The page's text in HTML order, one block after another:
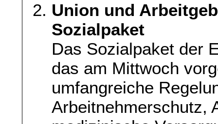
Union und
Sozialpaket
Das Sozialpaket der
das am Mittwoch
umfangreiche
Arbeitnehmerschutz,